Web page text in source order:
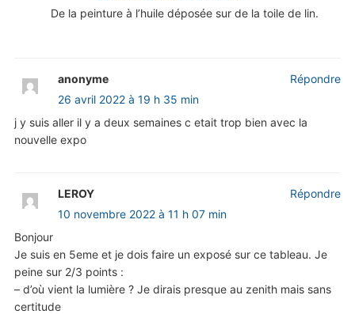
De la peinture à l’huile déposée sur de la toile de lin.
anonyme
26 avril 2022 à 19 h 35 min
j y suis aller il y a deux semaines c etait trop bien avec la
nouvelle expo
Répondre
LEROY
10 novembre 2022 à 11 h 07 min
Bonjour
Je suis en 5eme et je dois faire un exposé sur ce tableau. Je
peine sur 2/3 points :
– d’où vient la lumière ? Je dirais presque au zenith mais sans
certitude
Répondre